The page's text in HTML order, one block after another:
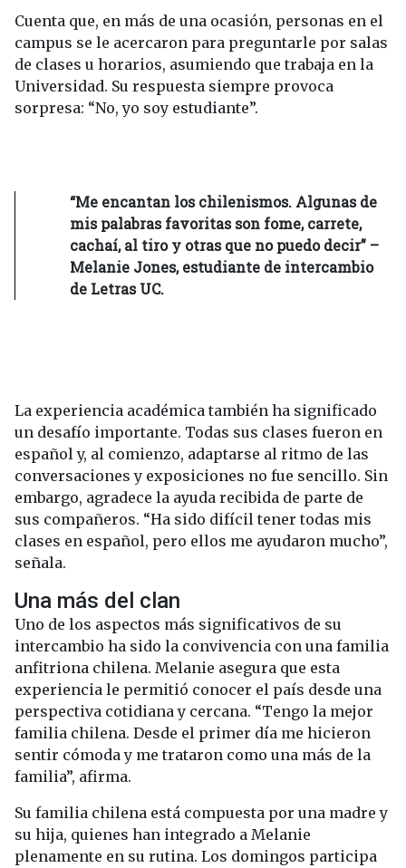
Cuenta que, en más de una ocasión, personas en el
campus se le acercaron para preguntarle por salas
de clases u horarios, asumiendo que trabaja en la
Universidad. Su respuesta siempre provoca
sorpresa: “No, yo soy estudiante”.
“Me encantan los chilenismos. Algunas de
mis palabras favoritas son fome, carrete,
cachaí, al tiro y otras que no puedo decir” –
Melanie Jones, estudiante de intercambio
de Letras UC.
La experiencia académica también ha significado
un desafío importante. Todas sus clases fueron en
español y, al comienzo, adaptarse al ritmo de las
conversaciones y exposiciones no fue sencillo. Sin
embargo, agradece la ayuda recibida de parte de
sus compañeros. “Ha sido difícil tener todas mis
clases en español, pero ellos me ayudaron mucho”,
señala.
Una más del clan
Uno de los aspectos más significativos de su
intercambio ha sido la convivencia con una familia
anfitriona chilena. Melanie asegura que esta
experiencia le permitió conocer el país desde una
perspectiva cotidiana y cercana. “Tengo la mejor
familia chilena. Desde el primer día me hicieron
sentir cómoda y me trataron como una más de la
familia”, afirma.
Su familia chilena está compuesta por una madre y
su hija, quienes han integrado a Melanie
plenamente en su rutina. Los domingos participa